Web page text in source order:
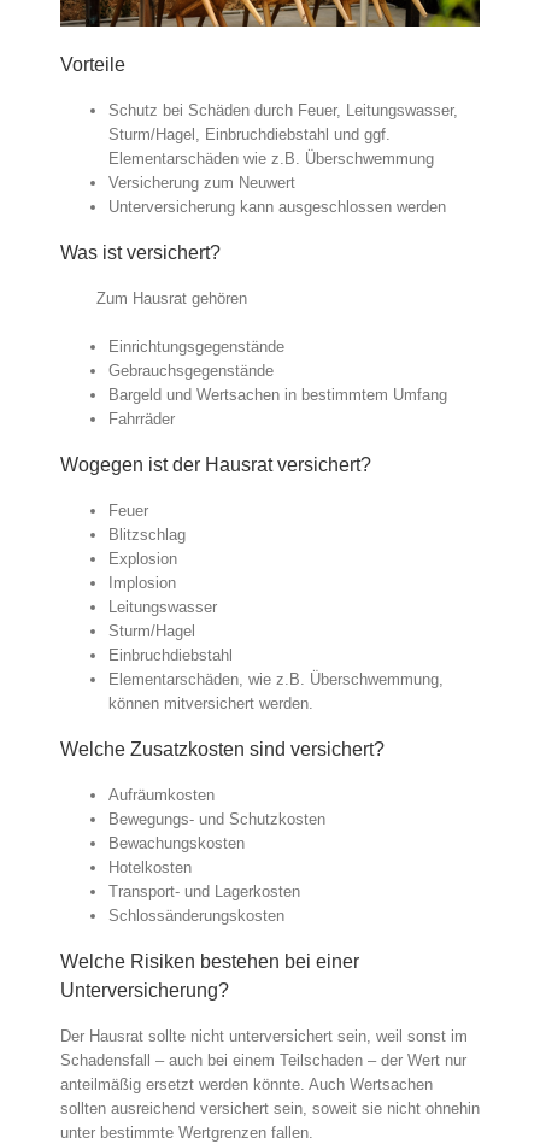
Vorteile
Schutz bei Schäden durch Feuer, Leitungswasser,
Sturm/Hagel, Einbruchdiebstahl und ggf.
Elementarschäden wie z.B. Überschwemmung
Versicherung zum Neuwert
Unterversicherung kann ausgeschlossen werden
Was ist versichert?
Zum Hausrat gehören
Einrichtungsgegenstände
Gebrauchsgegenstände
Bargeld und Wertsachen in bestimmtem Umfang
Fahrräder
Wogegen ist der Hausrat versichert?
Feuer
Blitzschlag
Explosion
Implosion
Leitungswasser
Sturm/Hagel
Einbruchdiebstahl
Elementarschäden, wie z.B. Überschwemmung,
können mitversichert werden.
Welche Zusatzkosten sind versichert?
Aufräumkosten
Bewegungs- und Schutzkosten
Bewachungskosten
Hotelkosten
Transport- und Lagerkosten
Schlossänderungskosten
Welche Risiken bestehen bei einer
Unterversicherung?
Der Hausrat sollte nicht unterversichert sein, weil sonst im
Schadensfall – auch bei einem Teilschaden – der Wert nur
anteilmäßig ersetzt werden könnte. Auch Wertsachen
sollten ausreichend versichert sein, soweit sie nicht ohnehin
unter bestimmte Wertgrenzen fallen.